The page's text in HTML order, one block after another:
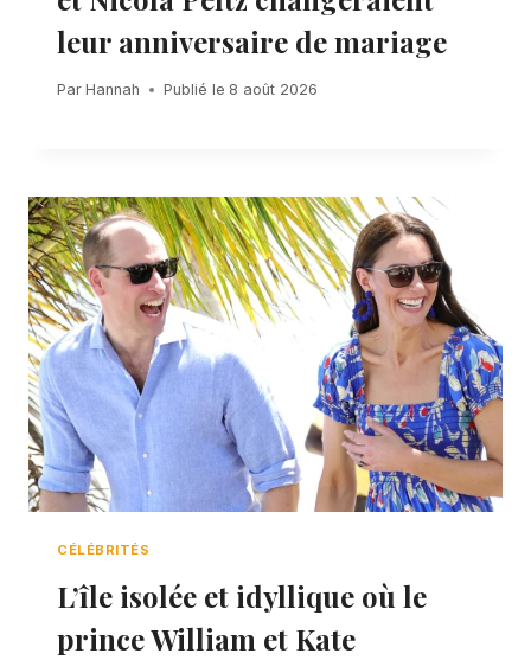
leur anniversaire de mariage
Par Hannah Publié le 8 août 2026
CÉLÉBRITÉS
L’île isolée et idyllique où le
prince William et Kate